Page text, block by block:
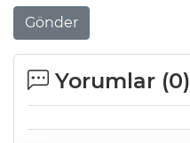
Gönder
Yorumlar (0)